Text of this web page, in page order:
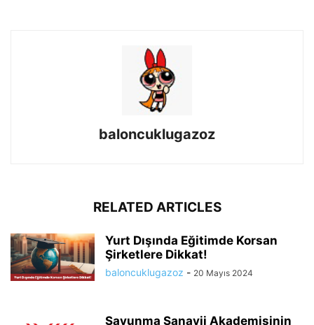
baloncuklugazoz
RELATED ARTICLES
Yurt Dışında Eğitimde Korsan
Şirketlere Dikkat!
baloncuklugazoz - 20 Mayıs 2024
Savunma Sanayii Akademisinin